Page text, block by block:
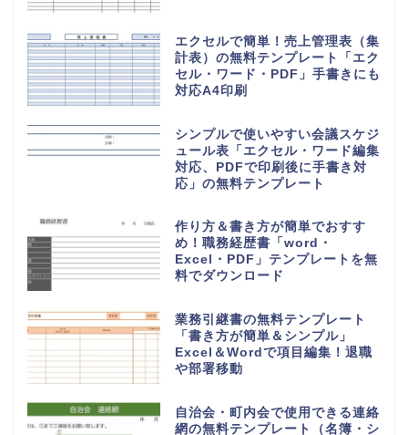
エクセルで簡単！売上管理表（集
計表）の無料テンプレート「エク
セル・ワード・PDF」手書きにも
対応A4印刷
シンプルで使いやすい会議スケジ
ュール表「エクセル・ワード編集
対応、PDFで印刷後に手書き対
応」の無料テンプレート
作り方＆書き方が簡単でおすす
め！職務経歴書「word・
Excel・PDF」テンプレートを無
料でダウンロード
業務引継書の無料テンプレート
「書き方が簡単＆シンプル」
Excel＆Wordで項目編集！退職
や部署移動
自治会・町内会で使用できる連絡
網の無料テンプレート（名簿・シ